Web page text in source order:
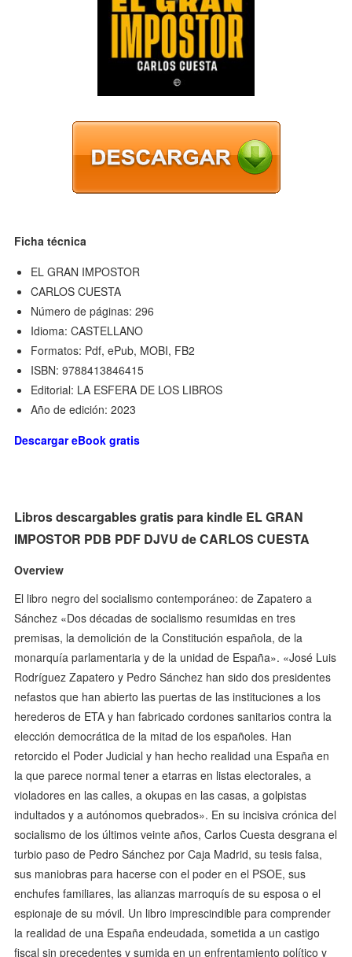
Ficha técnica
EL GRAN IMPOSTOR
CARLOS CUESTA
Número de páginas: 296
Idioma: CASTELLANO
Formatos: Pdf, ePub, MOBI, FB2
ISBN: 9788413846415
Editorial: LA ESFERA DE LOS LIBROS
Año de edición: 2023
Descargar eBook gratis
Libros descargables gratis para kindle EL GRAN
IMPOSTOR PDB PDF DJVU de CARLOS CUESTA
Overview
El libro negro del socialismo contemporáneo: de Zapatero a
Sánchez «Dos décadas de socialismo resumidas en tres
premisas, la demolición de la Constitución española, de la
monarquía parlamentaria y de la unidad de España». «José Luis
Rodríguez Zapatero y Pedro Sánchez han sido dos presidentes
nefastos que han abierto las puertas de las instituciones a los
herederos de ETA y han fabricado cordones sanitarios contra la
elección democrática de la mitad de los españoles. Han
retorcido el Poder Judicial y han hecho realidad una España en
la que parece normal tener a etarras en listas electorales, a
violadores en las calles, a okupas en las casas, a golpistas
indultados y a autónomos quebrados». En su incisiva crónica del
socialismo de los últimos veinte años, Carlos Cuesta desgrana el
turbio paso de Pedro Sánchez por Caja Madrid, su tesis falsa,
sus maniobras para hacerse con el poder en el PSOE, sus
enchufes familiares, las alianzas marroquís de su esposa o el
espionaje de su móvil. Un libro imprescindible para comprender
la realidad de una España endeudada, sometida a un castigo
fiscal sin precedentes y sumida en un enfrentamiento político y